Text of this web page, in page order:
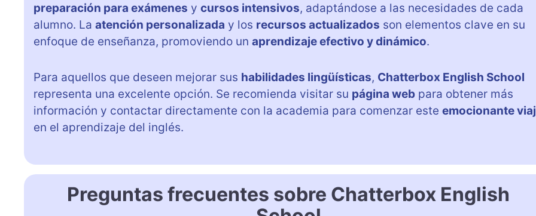
preparación para exámenes y cursos intensivos, adaptándose a las necesidades de cada
alumno. La atención personalizada y los recursos actualizados son elementos clave en su
enfoque de enseñanza, promoviendo un aprendizaje efectivo y dinámico.
Para aquellos que deseen mejorar sus habilidades lingüísticas, Chatterbox English School
representa una excelente opción. Se recomienda visitar su página web para obtener más
información y contactar directamente con la academia para comenzar este emocionante
en el aprendizaje del inglés.
Preguntas frecuentes sobre Chatterbox English